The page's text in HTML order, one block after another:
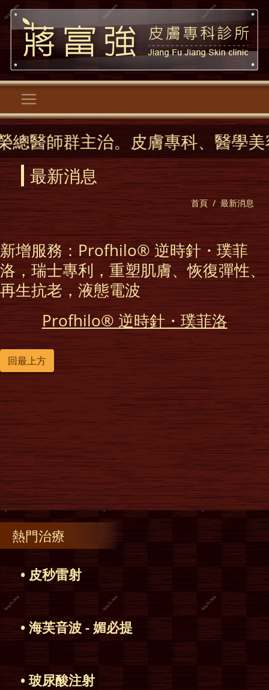
熱門治療
• 皮秒雷射
• 海芙音波 - 媚必提
• 玻尿酸注射
。皮膚專科、醫學美容、逆時針
最新消息
首頁 最新消息
新增服務：Profhilo® 逆時針・璞菲
洛，瑞士專利，重塑肌膚、恢復彈性、
再生抗老，液態電波
Profhilo® 逆時針・璞菲洛
回最上方